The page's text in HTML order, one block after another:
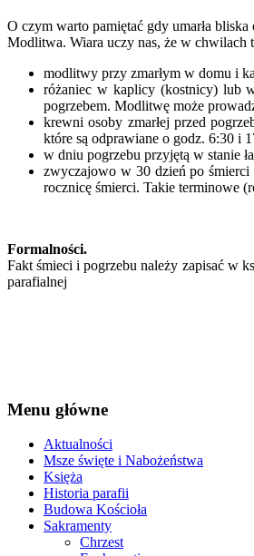
O czym warto pamiętać gdy umarła bliska
Modlitwa. Wiara uczy nas, że w chwilach
modlitwy przy zmarłym w domu i
różaniec w kaplicy (kostnicy) lub
pogrzebem. Modlitwę może
krewni osoby zmarłej przed
które są odprawiane o godz. 6:30 i
w dniu pogrzebu przyjętą w stanie
zwyczajowo w 30 dzień po śmierci
rocznicę śmierci. Takie terminowe
Formalności.
Fakt śmieci i pogrzebu należy zapisać w
parafialnej
Menu główne
Aktualności
Msze święte i Nabożeństwa
Księża
Historia parafii
Budowa Kościoła
Sakramenty
Chrzest